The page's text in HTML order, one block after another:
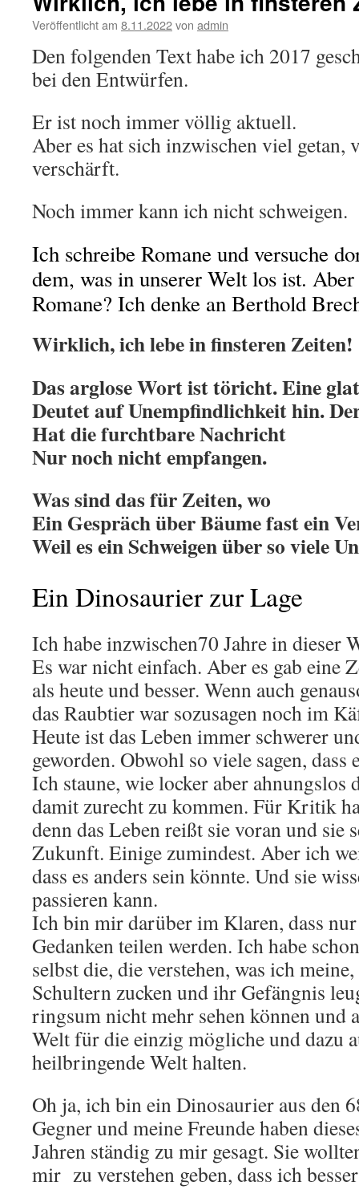
Veröffentlicht am 8.11.2022von admin
Den folgenden Text habe ich 2017
bei den Entwürfen.
Er ist noch immer völlig aktuell.
Aber es hat sich inzwischen viel getan,
verschärft.
Noch immer kann ich nicht schweigen.
Ich schreibe Romane und versuche
dem, was in unserer Welt los ist.
Romane? Ich denke an Berthold
Wirklich, ich lebe in finsteren Zeiten!
Das arglose Wort ist töricht. Eine
Deutet auf Unempfindlichkeit hin.
Hat die furchtbare Nachricht
Nur noch nicht empfangen.
Was sind das für Zeiten, wo
Ein Gespräch über Bäume fast ein
Weil es ein Schweigen über so viele
Ein Dinosaurier zur Lage
Ich habe inzwischen70 Jahre in dieser
Es war nicht einfach. Aber es gab eine
als heute und besser. Wenn auch
das Raubtier war sozusagen noch im
Heute ist das Leben immer schwerer
geworden. Obwohl so viele sagen, dass
Ich staune, wie locker aber ahnungslos
damit zurecht zu kommen. Für Kritik
denn das Leben reißt sie voran und sie
Zukunft. Einige zumindest. Aber ich
dass es anders sein könnte. Und sie
passieren kann.
Ich bin mir darüber im Klaren, dass
Gedanken teilen werden. Ich habe
selbst die, die verstehen, was ich
Schultern zucken und ihr Gefängnis
ringsum nicht mehr sehen können und
Welt für die einzig mögliche und dazu
heilbringende Welt halten.
Oh ja, ich bin ein Dinosaurier aus den
Gegner und meine Freunde haben
Jahren ständig zu mir gesagt. Sie
mir zu verstehen geben, dass ich